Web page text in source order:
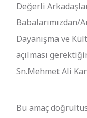
Değerli
Dayanışma ve
açılması
Sn.Mehmet Ali
Bu amaç